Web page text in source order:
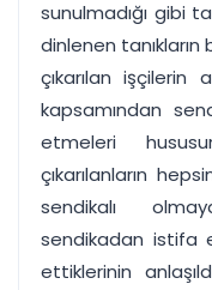
sunulmadığı gibi
dinlenen
çıkarılan
kapsamından
etmeleri
çıkarılanların
sendikalı
sendikadan istifa
ettiklerinin